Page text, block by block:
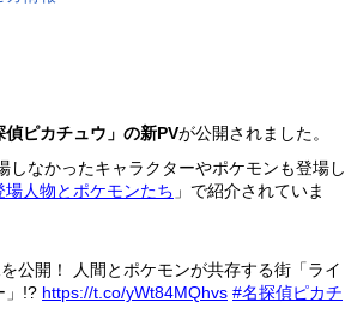
ピカチュウ」の新PVが公開されました。
なかったキャラクターやポケモンも登場し
場人物とポケモンたち 」で紹介されていま
公開！ 人間とポケモンが共存する街「ライ
」!? https://t.co/yWt84MQhvs #名探偵ピカチ